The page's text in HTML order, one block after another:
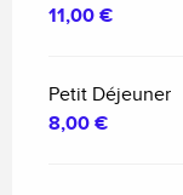
11,00 €
Petit Déjeuner
8,00 €